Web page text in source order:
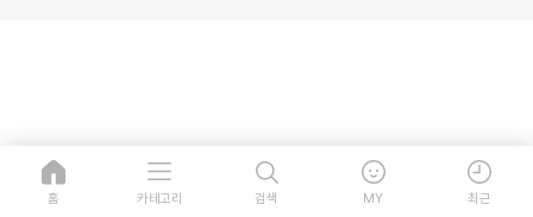
홈 카테고리 검색 MY 최근